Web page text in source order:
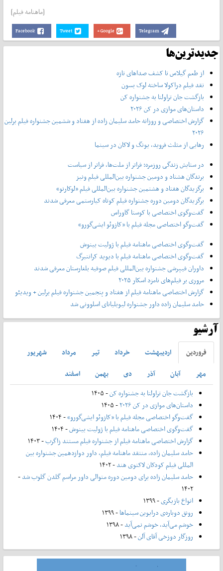
[ماهنامه فیلم]
Facebook Tweet Google+ Telegram
جدیدترین‌ها
از طعم گیلاس تا کشف صداهای تازه
نقد فیلم دراکولا ساخته لوک بسون
بازگشت جان تراولتا به جشنواره کن
داستان‌های موازی در کن ۲۰۲۶
گزارش اختصاصی و روزانه حامد سلیمان زاده از هفتاد و‌ ششمین جشنواره فیلم برلین
۲۰۲۶
رهایی از مثلث فروید، یونگ و لاکان در سینما
در ستایش زندگی روزمره: فراتر از ملت‌ها، فراتر از سیاست
برندگان هشتاد و دومین جشنواره بین‌المللی فیلم ونیز
برگزیدگان هفتاد و هشتمین جشنواره بین‌المللی فیلم «لوکارنو»
برگزیدگان دومین دوره جشنواره فیلم کوتاه کیارستمی معرفی شدند
گفت‌وگوی اختصاصی با کوستا گاوراس
گفت‌وگو اختصاصی مجله فیلم با «کازوئو ایشی‌گورو»
گفت‌وگوی اختصاصی ماهنامه فیلم با ژولیت بینوش
گفت‌وگوی اختصاصی ماهنامه فیلم با دیوید کراننبرگ
داوران فیپرشی جشنواره بین‌المللی فیلم صوفیه بلغارستان معرفی شدند
مروری بر فیلم‌های نامزد اسکار ۲۰۲۵
گزارش اختصاصی ماهنامه فیلم از هفتاد و پنجمین جشنواره فیلم برلین + ویدیئو
حامد سلیمان زاده داور جشنواره لیوبلیانای اسلوونی شد
آرشیو
فروردين ارديبهشت خرداد تير مرداد
شهريور
مهر
آبان آذر دی بهمن
اسفند
بازگشت جان تراولتا به جشنواره کن- ۱۴۰۵
داستان‌های موازی در کن ۲۰۲۶
- ۱۴۰۵
گفت‌وگو اختصاصی مجله فیلم با «کازوئو ایشی‌گورو»- ۱۴۰۴
گفت‌وگوی اختصاصی ماهنامه فیلم با ژولیت بینوش- ۱۴۰۴
گزارش اختصاصی ماهنامه فیلم از جشنواره فیلم مستند زاگرب- ۱۴۰۳
حامد سلیمان زاده، منتقد ماهنامه فیلم، داور دوازدهمین جشنواره بین
المللی فیلم کودکان لاکنوی هند- ۱۴۰۲
حامد سلیمان زاده برای دومین دوره متوالی داور مراسم گلدن گلوب شد-
۱۴۰۲
انواع بازیگری- ۱۳۹۹
رونق دوباره‌ی درایوین سینماها- ۱۳۹۹
خوشم می‌آید، خوشم نمی‌آید- ۱۳۹۸
روزگار دوزخی آقای آلن- ۱۳۹۸